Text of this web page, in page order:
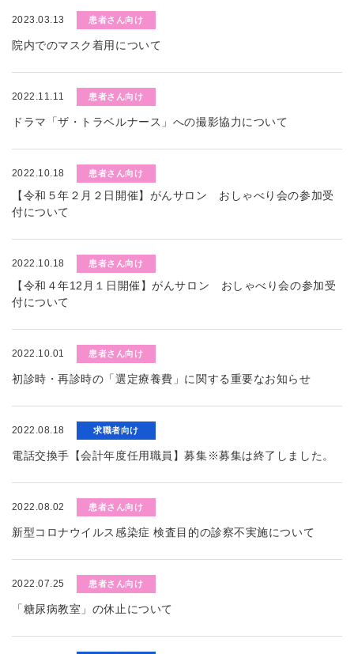
2023.03.13 患者さん向け
院内でのマスク着用について
2022.11.11 患者さん向け
ドラマ「ザ・トラベルナース」への撮影協力について
2022.10.18 患者さん向け
【令和５年２月２日開催】がんサロン おしゃべり会の参加受
付について
2022.10.18 患者さん向け
【令和４年12月１日開催】がんサロン おしゃべり会の参加受
付について
2022.10.01 患者さん向け
初診時・再診時の「選定療養費」に関する重要なお知らせ
2022.08.18 求職者向け
電話交換手【会計年度任用職員】募集※募集は終了しました。
2022.08.02 患者さん向け
新型コロナウイルス感染症 検査目的の診察不実施について
2022.07.25 患者さん向け
「糖尿病教室」の休止について